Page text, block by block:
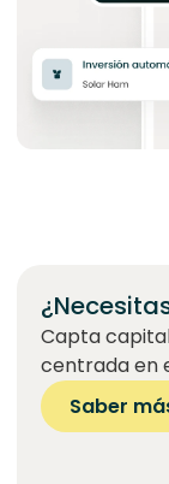
Capta
centrada en
Saber